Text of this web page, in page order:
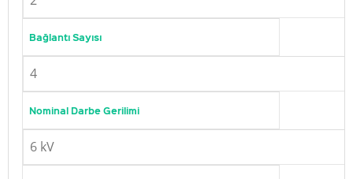
Bağlantı Sayısı
4
Nominal Darbe Gerilimi
6 kV